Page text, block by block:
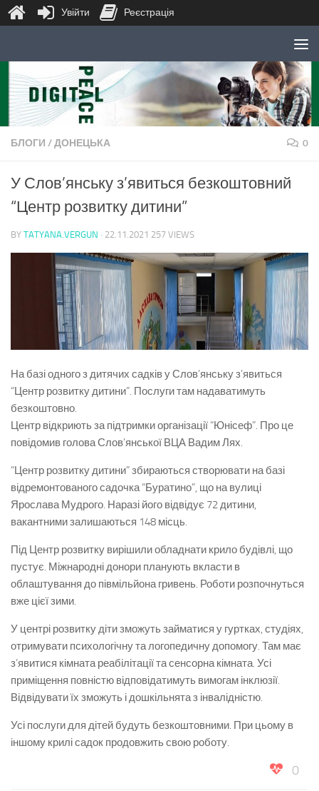
Skip to content
БЛОГИ /ДОНЕЦЬКА 0
У Слов’янську з’явиться безкоштовний
“Центр розвитку дитини”
BY TATYANA.VERGUN · 22.11.2021 257 VIEWS
На базі одного з дитячих садків у Слов’янську з’явиться
“Центр розвитку дитини”. Послуги там надаватимуть
безкоштовно.
Центр відкриють за підтримки організації “Юнісеф”. Про це
повідомив голова Слов’янської ВЦА Вадим Лях.
“Центр розвитку дитини” збираються створювати на базі
відремонтованого садочка “Буратино”, що на вулиці
Ярослава Мудрого. Наразі його відвідує 72 дитини,
вакантними залишаються 148 місць.
Під Центр розвитку вирішили обладнати крило будівлі, що
пустує. Міжнародні донори планують вкласти в
облаштування до півмільйона гривень. Роботи розпочнуться
вже цієї зими.
У центрі розвитку діти зможуть займатися у гуртках, студіях,
отримувати психологічну та логопедичну допомогу. Там має
з’явитися кімната реабілітації та сенсорна кімната. Усі
приміщення повністю відповідатимуть вимогам інклюзії.
Відвідувати їх зможуть і дошкільнята з інвалідністю.
Усі послуги для дітей будуть безкоштовними. При цьому в
іншому крилі садок продовжить свою роботу.
0
Увійти Реєстрація